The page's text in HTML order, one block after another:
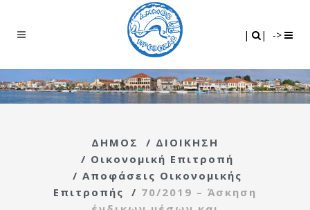
| | ->
ΔΗΜΟΣ / ΔΙΟΙΚΗΣΗ
/ Οικονομική Επιτροπή
/ Αποφάσεις Οικονομικής
Επιτροπής
/ 70/2019 – Άσκηση